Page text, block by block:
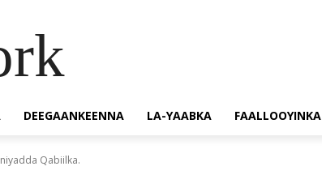
DEEGAANKEENNA LA-YAABKA FAALLOOYINKA
Qabiilka.